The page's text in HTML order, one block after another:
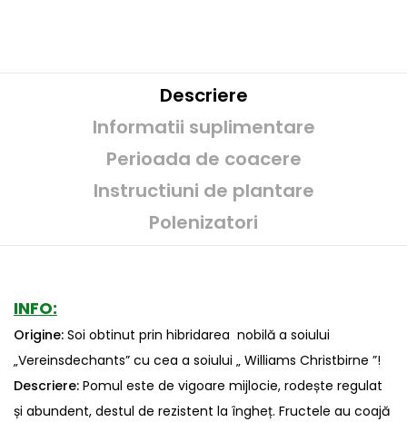
Descriere
Informatii suplimentare
Perioada de coacere
Instructiuni de plantare
Polenizatori
INFO:
Origine: Soi obtinut prin hibridarea nobilă a soiului
„Vereinsdechants” cu cea a soiului „ Williams Christbirne ”!
Descriere: Pomul este de vigoare mijlocie, rodește regulat
și abundent, destul de rezistent la îngheț. Fructele au coajă